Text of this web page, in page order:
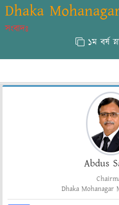
Dhaka
সংবাদঃ
১ম বর্ষ
Abdus
Dhaka Mohanagar